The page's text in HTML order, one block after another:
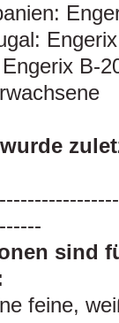
B-
sind
feine,